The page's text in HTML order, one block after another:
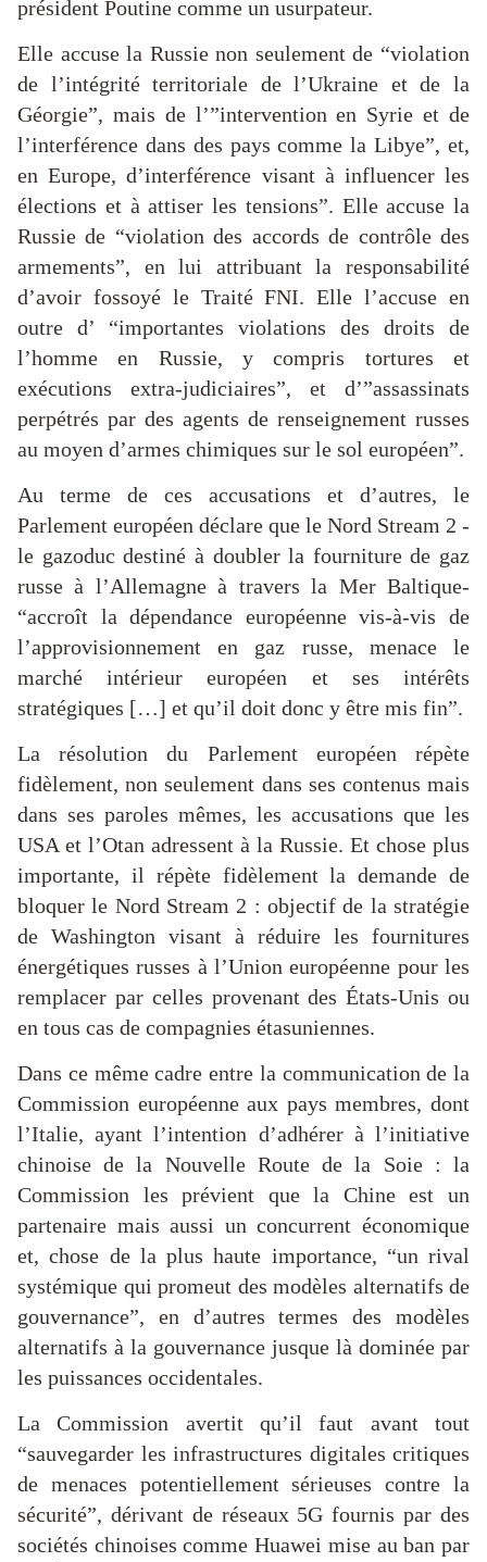
président Poutine comme un usurpateur.
Elle accuse la Russie non seulement de “violation
de l’intégrité territoriale de l’Ukraine et de la
Géorgie”, mais de l’”intervention en Syrie et de
l’interférence dans des pays comme la Libye”, et,
en Europe, d’interférence visant à influencer les
élections et à attiser les tensions”. Elle accuse la
Russie de “violation des accords de contrôle des
armements”, en lui attribuant la responsabilité
d’avoir fossoyé le Traité FNI. Elle l’accuse en
outre d’ “importantes violations des droits de
l’homme en Russie, y compris tortures et
exécutions extra-judiciaires”, et d’”assassinats
perpétrés par des agents de renseignement russes
au moyen d’armes chimiques sur le sol européen”.
Au terme de ces accusations et d’autres, le
Parlement européen déclare que le Nord Stream 2 -
le gazoduc destiné à doubler la fourniture de gaz
russe à l’Allemagne à travers la Mer Baltique-
“accroît la dépendance européenne vis-à-vis de
l’approvisionnement en gaz russe, menace le
marché intérieur européen et ses intérêts
stratégiques […] et qu’il doit donc y être mis fin”.
La résolution du Parlement européen répète
fidèlement, non seulement dans ses contenus mais
dans ses paroles mêmes, les accusations que les
USA et l’Otan adressent à la Russie. Et chose plus
importante, il répète fidèlement la demande de
bloquer le Nord Stream 2 : objectif de la stratégie
de Washington visant à réduire les fournitures
énergétiques russes à l’Union européenne pour les
remplacer par celles provenant des États-Unis ou
en tous cas de compagnies étasuniennes.
Dans ce même cadre entre la communication de la
Commission européenne aux pays membres, dont
l’Italie, ayant l’intention d’adhérer à l’initiative
chinoise de la Nouvelle Route de la Soie : la
Commission les prévient que la Chine est un
partenaire mais aussi un concurrent économique
et, chose de la plus haute importance, “un rival
systémique qui promeut des modèles alternatifs de
gouvernance”, en d’autres termes des modèles
alternatifs à la gouvernance jusque là dominée par
les puissances occidentales.
La Commission avertit qu’il faut avant tout
“sauvegarder les infrastructures digitales critiques
de menaces potentiellement sérieuses contre la
sécurité”, dérivant de réseaux 5G fournis par des
sociétés chinoises comme Huawei mise au ban par